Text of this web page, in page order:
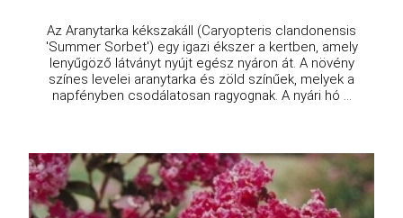
Az Aranytarka kékszakáll (Caryopteris clandonensis
'Summer Sorbet') egy igazi ékszer a kertben, amely
lenyűgöző látványt nyújt egész nyáron át. A növény
színes levelei aranytarka és zöld színűek, melyek a
napfényben csodálatosan ragyognak. A nyári hó ...